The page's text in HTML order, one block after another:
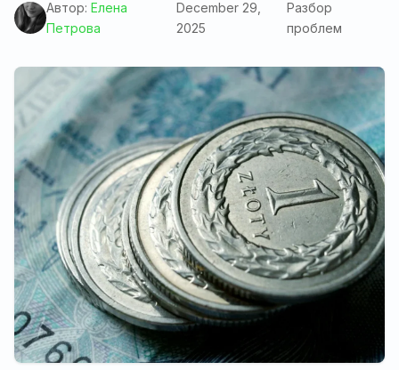
Автор: Елена
Петрова
December 29,
2025
Разбор
проблем